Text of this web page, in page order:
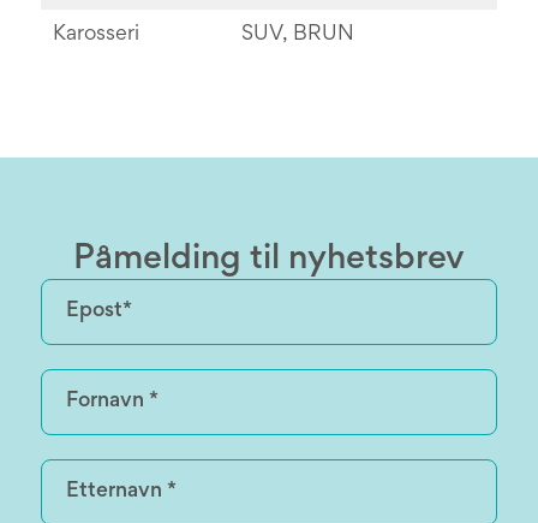
Karosseri SUV, BRUN
Påmelding til nyhetsbrev